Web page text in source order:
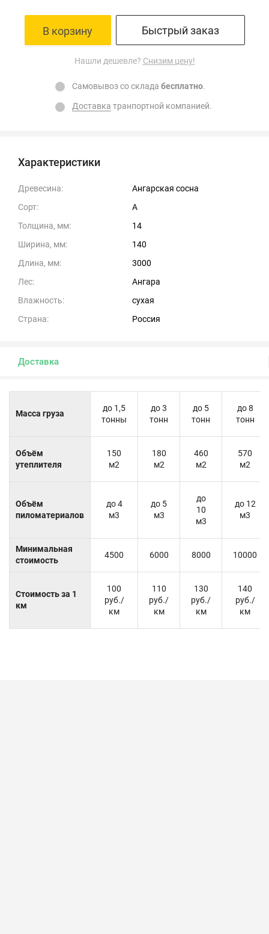
Характеристики
Древесина:
Ангарская сосна
Сорт:
А
Толщина, мм:
14
Ширина, мм:
140
Длина, мм:
3000
Лес:
Ангара
Влажность:
сухая
Страна:
Россия
В корзину Быстрый заказ
Нашли дешевле? Снизим цену!
Самовывоз со склада бесплатно.
Доставка транпортной компанией.
Доставка
Масса груза
до 1,5
тонны
до 3
тонн
до 5
тонн
до 8
тонн
Объём
утеплителя
150
м2
180
м2
460
м2
570
м2
Объём
пиломатериалов
до 4
м3
до 5
м3
до
10
м3
до 12
м3
Минимальная
стоимость
4500 6000 8000 10000
Стоимость за 1
км
100
руб./
км
110
руб./
км
130
руб./
км
140
руб./
км